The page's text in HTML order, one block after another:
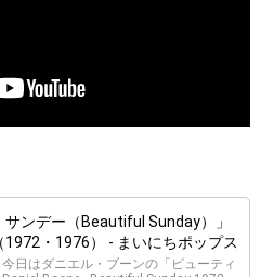
サンデー（Beautiful Sunday）」
1972・1976） - まいにちポップス
日はダニエル・ブーンの「ビューティ